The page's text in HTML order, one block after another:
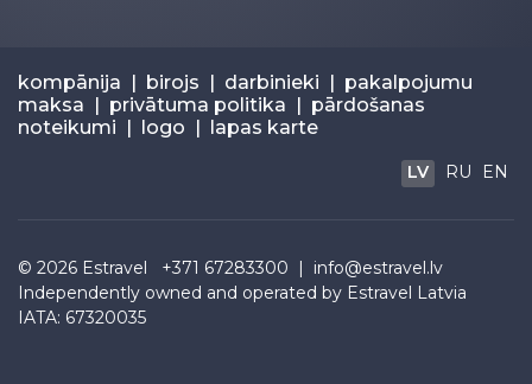
kompānija | birojs | darbinieki | pakalpojumu
maksa | privātuma politika | pārdošanas
noteikumi | logo | lapas karte
LV RU EN
© 2026 Estravel +371 67283300 | info@estravel.lv
Independently owned and operated by Estravel Latvia
IATA: 67320035